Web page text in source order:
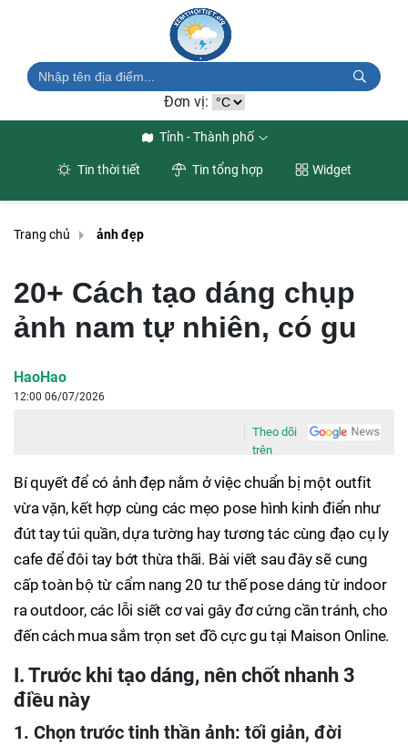
Đơn vị:
Tỉnh - Thành phố
Tin thời tiết Tin tổng hợp Widget
Trang chủ ảnh đẹp
20+ Cách tạo dáng chụp
ảnh nam tự nhiên, có gu
HaoHao
12:00 06/07/2026
Theo dõi
trên
Bí quyết để có ảnh đẹp nằm ở việc chuẩn bị một outfit
vừa vặn, kết hợp cùng các mẹo pose hình kinh điển như
đút tay túi quần, dựa tường hay tương tác cùng đạo cụ ly
cafe để đôi tay bớt thừa thãi. Bài viết sau đây sẽ cung
cấp toàn bộ từ cẩm nang 20 tư thế pose dáng từ indoor
ra outdoor, các lỗi siết cơ vai gây đơ cứng cần tránh, cho
đến cách mua sắm trọn set đồ cực gu tại Maison Online.
I. Trước khi tạo dáng, nên chốt nhanh 3
điều này
1. Chọn trước tinh thần ảnh: tối giản, đời